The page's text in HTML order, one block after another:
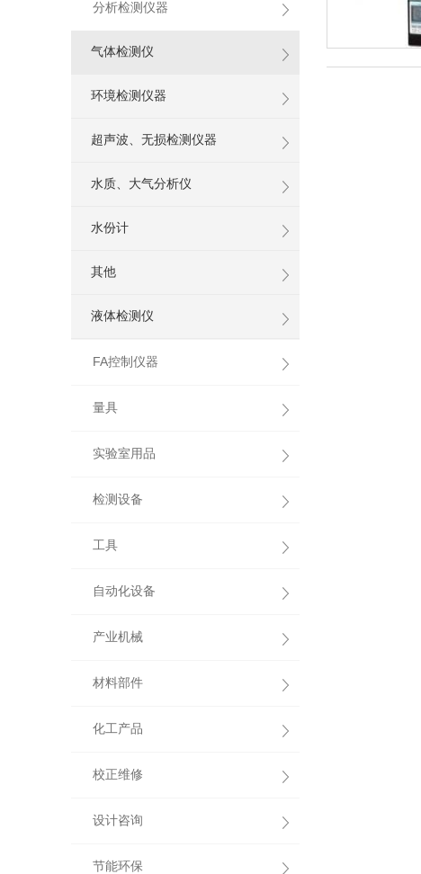
分析检测仪器
气体检测仪
环境检测仪器
超声波、无损检测仪器
水质、大气分析仪
水份计
其他
液体检测仪
FA控制仪器
量具
实验室用品
检测设备
工具
自动化设备
产业机械
材料部件
化工产品
校正维修
设计咨询
节能环保